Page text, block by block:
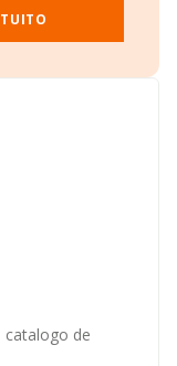
de
otras empresas.